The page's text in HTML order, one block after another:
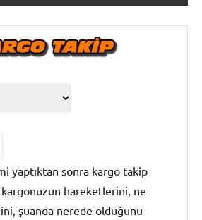
yaptıktan sonra kargo takip
hareketlerini, ne
şuanda nerede olduğunu